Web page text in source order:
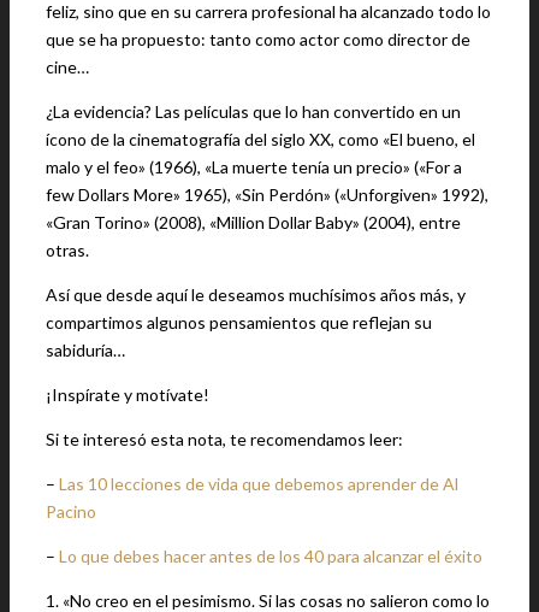
feliz, sino que en su carrera profesional ha alcanzado todo lo
que se ha propuesto: tanto como actor como director de
cine…
¿La evidencia? Las películas que lo han convertido en un
ícono de la cinematografía del siglo XX, como «El bueno, el
malo y el feo» (1966), «La muerte tenía un precio» («For a
few Dollars More» 1965), «Sin Perdón» («Unforgiven» 1992),
«Gran Torino» (2008), «Million Dollar Baby» (2004), entre
otras.
Así que desde aquí le deseamos muchísimos años más, y
compartimos algunos pensamientos que reflejan su
sabiduría…
¡Inspírate y motívate!
Si te interesó esta nota, te recomendamos leer:
– Las 10 lecciones de vida que debemos aprender de Al
Pacino
– Lo que debes hacer antes de los 40 para alcanzar el éxito
1. «No creo en el pesimismo. Si las cosas no salieron como lo